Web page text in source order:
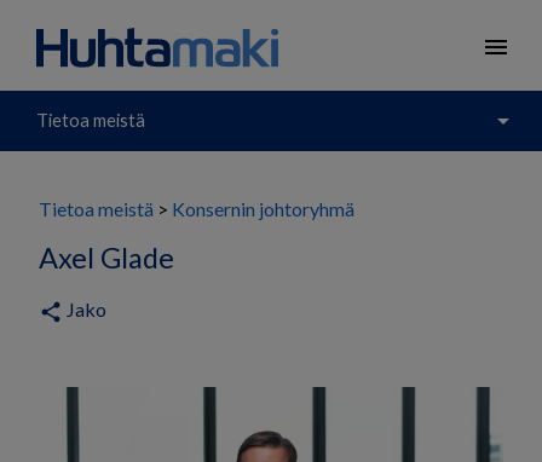
menu
Tietoa meistä arrow_drop_down
Tietoa meistä Konsernin johtoryhmä
Axel Glade
share Jako